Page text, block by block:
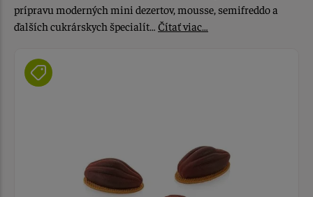
prípravu moderných mini dezertov, mousse, semifreddo a
ďalších cukrárskych špecialít… Čítať viac…